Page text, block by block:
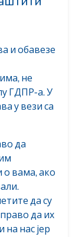
и обавезе
не
ГДПР-а. У
у вези са
да
о вама, ако
да су
да их
на нас јер